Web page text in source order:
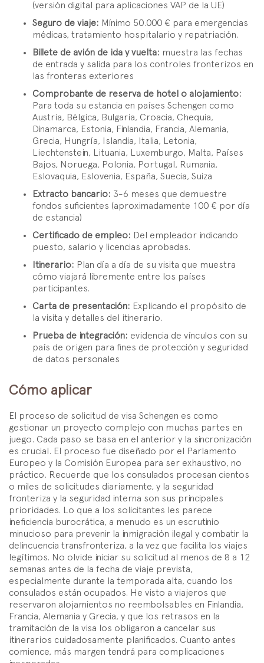
(versión digital para aplicaciones VAP de la UE)
Seguro de viaje: Mínimo 50.000 € para emergencias
médicas, tratamiento hospitalario y repatriación.
Billete de avión de ida y vuelta: muestra las fechas
de entrada y salida para los controles fronterizos en
las fronteras exteriores
Comprobante de reserva de hotel o alojamiento:
Para toda su estancia en países Schengen como
Austria, Bélgica, Bulgaria, Croacia, Chequia,
Dinamarca, Estonia, Finlandia, Francia, Alemania,
Grecia, Hungría, Islandia, Italia, Letonia,
Liechtenstein, Lituania, Luxemburgo, Malta, Países
Bajos, Noruega, Polonia, Portugal, Rumania,
Eslovaquia, Eslovenia, España, Suecia, Suiza
Extracto bancario: 3-6 meses que demuestre
fondos suficientes (aproximadamente 100 € por día
de estancia)
Certificado de empleo: Del empleador indicando
puesto, salario y licencias aprobadas.
Itinerario: Plan día a día de su visita que muestra
cómo viajará libremente entre los países
participantes.
Carta de presentación: Explicando el propósito de
la visita y detalles del itinerario.
Prueba de integración: evidencia de vínculos con su
país de origen para fines de protección y seguridad
de datos personales
Cómo aplicar
El proceso de solicitud de visa Schengen es como
gestionar un proyecto complejo con muchas partes en
juego. Cada paso se basa en el anterior y la sincronización
es crucial. El proceso fue diseñado por el Parlamento
Europeo y la Comisión Europea para ser exhaustivo, no
práctico. Recuerde que los consulados procesan cientos
o miles de solicitudes diariamente, y la seguridad
fronteriza y la seguridad interna son sus principales
prioridades. Lo que a los solicitantes les parece
ineficiencia burocrática, a menudo es un escrutinio
minucioso para prevenir la inmigración ilegal y combatir la
delincuencia transfronteriza, a la vez que facilita los viajes
legítimos. No olvide iniciar su solicitud al menos de 8 a 12
semanas antes de la fecha de viaje prevista,
especialmente durante la temporada alta, cuando los
consulados están ocupados. He visto a viajeros que
reservaron alojamientos no reembolsables en Finlandia,
Francia, Alemania y Grecia, y que los retrasos en la
tramitación de la visa los obligaron a cancelar sus
itinerarios cuidadosamente planificados. Cuanto antes
comience, más margen tendrá para complicaciones